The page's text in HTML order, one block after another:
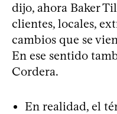
dijo, ahora Baker
clientes, locales,
cambios que se
En ese sentido
Cordera.
En realidad, el